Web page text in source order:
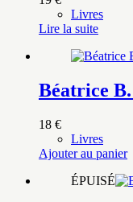
Livres
Lire la suite
Béatrice
18 €
Livres
Ajouter au panier
ÉPUISÉ